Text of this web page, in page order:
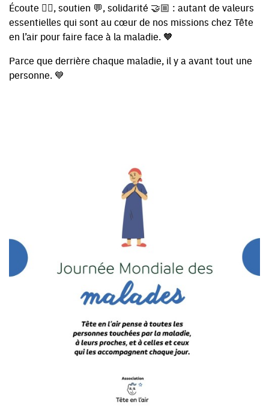
Écoute 👂🏼, soutien 💬, solidarité 🤝🏼 : autant de valeurs
essentielles qui sont au cœur de nos missions chez Tête
en l’air pour faire face à la maladie. 🧡
Parce que derrière chaque maladie, il y a avant tout une
personne. 💙